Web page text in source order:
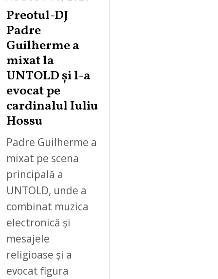
,
2
Preotul-DJ
Padre
Guilherme a
mixat la
UNTOLD și l-a
evocat pe
cardinalul Iuliu
Hossu
Padre Guilherme a
mixat pe scena
principală a
UNTOLD, unde a
combinat muzica
electronică și
mesajele
religioase și a
evocat figura